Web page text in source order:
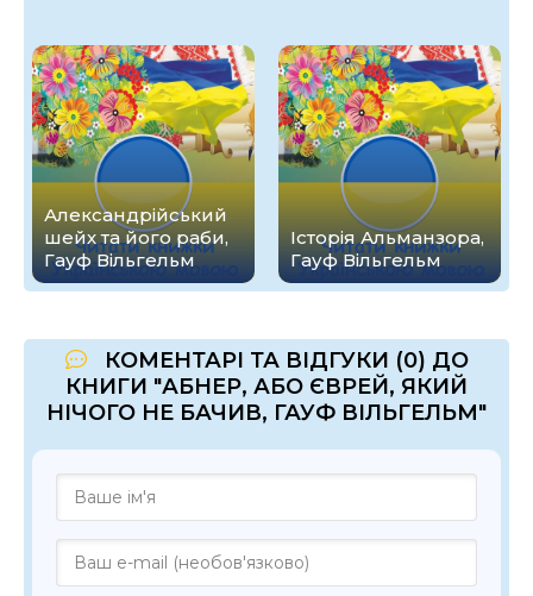
Александрійський
шейх та його раби,
Гауф Вільгельм
Історія Альманзора,
Гауф Вільгельм
КОМЕНТАРІ ТА ВІДГУКИ (0) ДО
КНИГИ "АБНЕР, АБО ЄВРЕЙ, ЯКИЙ
НІЧОГО НЕ БАЧИВ, ГАУФ ВІЛЬГЕЛЬМ"